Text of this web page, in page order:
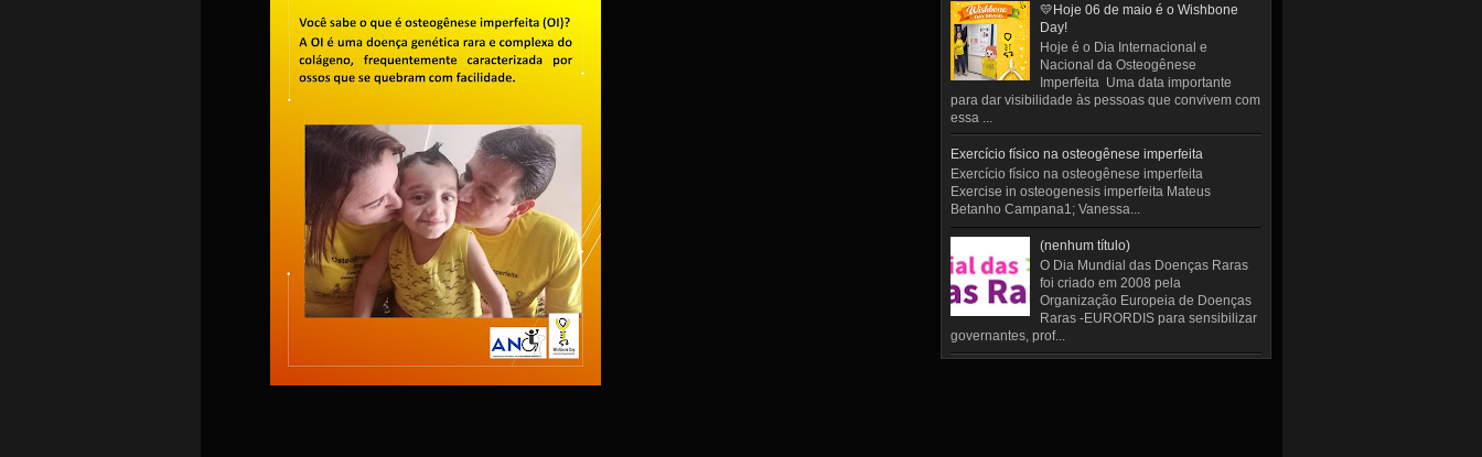
💛Hoje 06 de maio é o Wishbone
Day!
Hoje é o Dia Internacional e
Nacional da Osteogênese
Imperfeita Uma data importante
para dar visibilidade às pessoas que convivem com
essa ...
Exercício físico na osteogênese imperfeita
Exercício físico na osteogênese imperfeita
Exercise in osteogenesis imperfeita Mateus
Betanho Campana1; Vanessa...
(nenhum título)
O Dia Mundial das Doenças Raras
foi criado em 2008 pela
Organização Europeia de Doenças
Raras -EURORDIS para sensibilizar
governantes, prof...